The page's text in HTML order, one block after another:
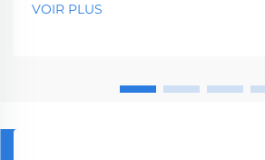
quincailleries aux sociétés de
VOIR PLUS